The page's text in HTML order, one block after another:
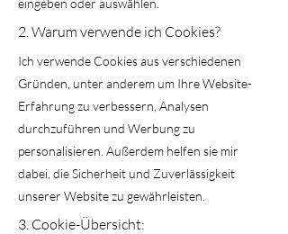
eingeben oder auswählen.
2. Warum verwende ich Cookies?
Ich verwende Cookies aus verschiedenen
Gründen, unter anderem um Ihre Website-
Erfahrung zu verbessern, Analysen
durchzuführen und Werbung zu
personalisieren. Außerdem helfen sie mir
dabei, die Sicherheit und Zuverlässigkeit
unserer Website zu gewährleisten.
3. Cookie-Übersicht: